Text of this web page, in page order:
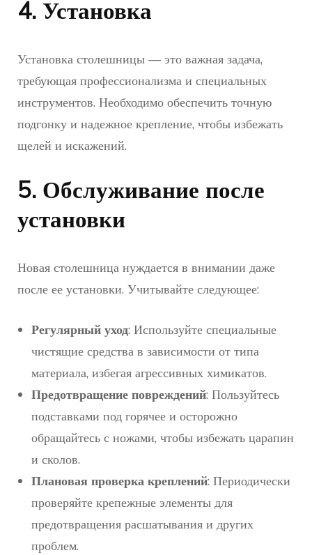
4. Установка
Установка столешницы — это важная задача,
требующая профессионализма и специальных
инструментов. Необходимо обеспечить точную
подгонку и надежное крепление, чтобы избежать
щелей и искажений.
5. Обслуживание после
установки
Новая столешница нуждается в внимании даже
после ее установки. Учитывайте следующее:
Регулярный уход: Используйте специальные
чистящие средства в зависимости от типа
материала, избегая агрессивных химикатов.
Предотвращение повреждений: Пользуйтесь
подставками под горячее и осторожно
обращайтесь с ножами, чтобы избежать царапин
и сколов.
Плановая проверка креплений: Периодически
проверяйте крепежные элементы для
предотвращения расшатывания и других
проблем.